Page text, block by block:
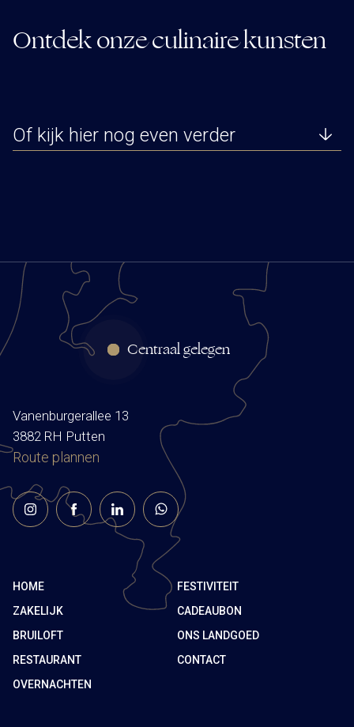
Ontdek onze culinaire kunsten
Of kijk hier nog even verder
Centraal gelegen
Vanenburgerallee 13
3882 RH Putten
Route plannen
HOME
FESTIVITEIT
ZAKELIJK
CADEAUBON
BRUILOFT
ONS LANDGOED
RESTAURANT
CONTACT
OVERNACHTEN